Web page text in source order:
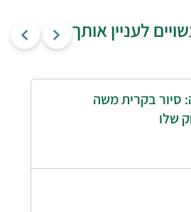
לעניין אותך
סיור בקרית משה
שלו